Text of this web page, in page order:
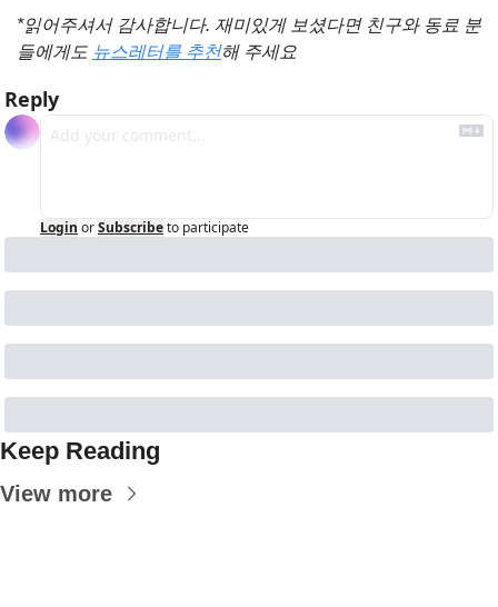
*읽어주셔서 감사합니다. 재미있게 보셨다면 친구와 동료 분
들에게도 뉴스레터를 추천해 주세요
Reply
Login orSubscribeto participate
Keep Reading
View more